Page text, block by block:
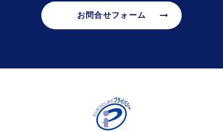
お問合せフォーム arrow_right_alt